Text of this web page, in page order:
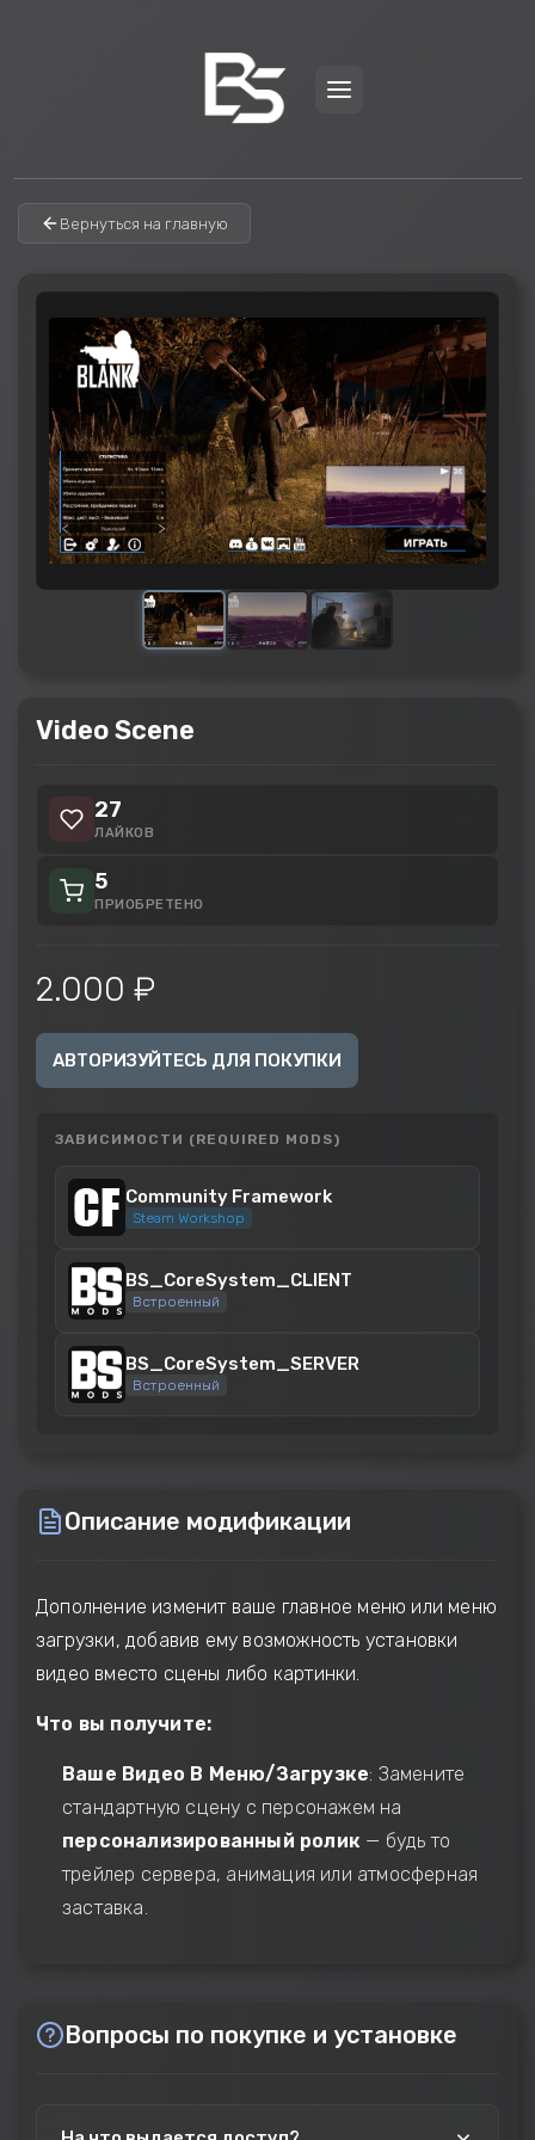
Вернуться на главную
Video Scene
27
ЛАЙКОВ
5
ПРИОБРЕТЕНО
2.000 ₽
АВТОРИЗУЙТЕСЬ ДЛЯ ПОКУПКИ
ЗАВИСИМОСТИ (REQUIRED MODS)
Community Framework
Steam Workshop
BS_CoreSystem_CLIENT
Встроенный
BS_CoreSystem_SERVER
Встроенный
Описание модификации
Дополнение изменит ваше главное меню или меню
загрузки, добавив ему возможность установки
видео вместо сцены либо картинки.
Что вы получите:
Ваше Видео В Меню/Загрузке: Замените
стандартную сцену с персонажем на
персонализированный ролик — будь то
трейлер сервера, анимация или атмосферная
заставка.
Вопросы по покупке и установке